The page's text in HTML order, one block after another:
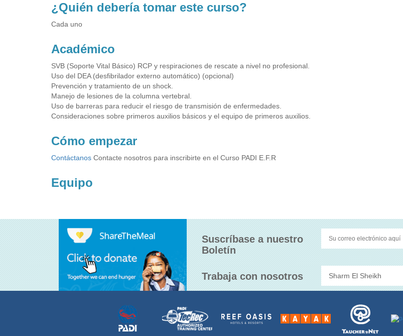
¿Quién debería tomar este curso?
Cada uno
Académico
SVB (Soporte Vital Básico) RCP y respiraciones de rescate a nivel no profesional.
Uso del DEA (desfibrilador externo automático) (opcional)
Prevención y tratamiento de un shock.
Manejo de lesiones de la columna vertebral.
Uso de barreras para reducir el riesgo de transmisión de enfermedades.
Consideraciones sobre primeros auxilios básicos y el equipo de primeros auxilios.
Cómo empezar
Contáctanos Contacte nosotros para inscribirte en el Curso PADI E.F.R
Equipo
Suscríbase a nuestro
Boletín
Trabaja con nosotros